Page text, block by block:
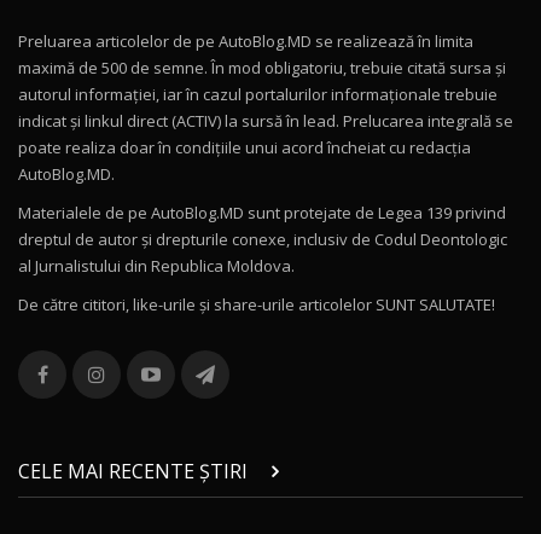
Mercedes-AMG E 53 HYBRID 4MATIC+ / Test
Drive AutoBlog.MD
16:27
11
Noul Volvo ES90 / Test Drive AutoBlog.MD
12
Noul MG HS / Test Drive AutoBlog.MD
16:48
13
combină aventura cu luxul / AutoBlog.MD
36:08
chinez care face lumea să se întoarcă după el
/ AutoBlog.MD
17:27
Preluarea articolelor de pe AutoBlog.MD se realizează în limita
maximă de 500 de semne. În mod obligatoriu, trebuie citată sursa și
autorul informației, iar în cazul portalurilor informaționale trebuie
indicat și linkul direct (ACTIV) la sursă în lead. Prelucarea integrală se
poate realiza doar în condițiile unui acord încheiat cu redacţia
AutoBlog.MD.
Materialele de pe AutoBlog.MD sunt protejate de Legea 139 privind
dreptul de autor și drepturile conexe, inclusiv de Codul Deontologic
al Jurnalistului din Republica Moldova.
De către cititori, like-urile şi share-urile articolelor SUNT SALUTATE!
CELE MAI RECENTE ȘTIRI